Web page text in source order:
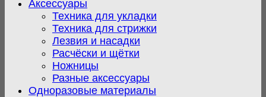
Аксессуары
Техника для укладки
Техника для стрижки
Лезвия и насадки
Расчёски и щётки
Ножницы
Разные аксессуары
Одноразовые материалы